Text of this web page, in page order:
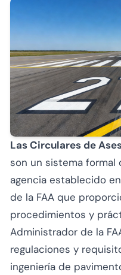
Las Circulares de
son un sistema
agencia establecido
de la FAA que
procedimientos y
Administrador de la
regulaciones y
ingeniería de